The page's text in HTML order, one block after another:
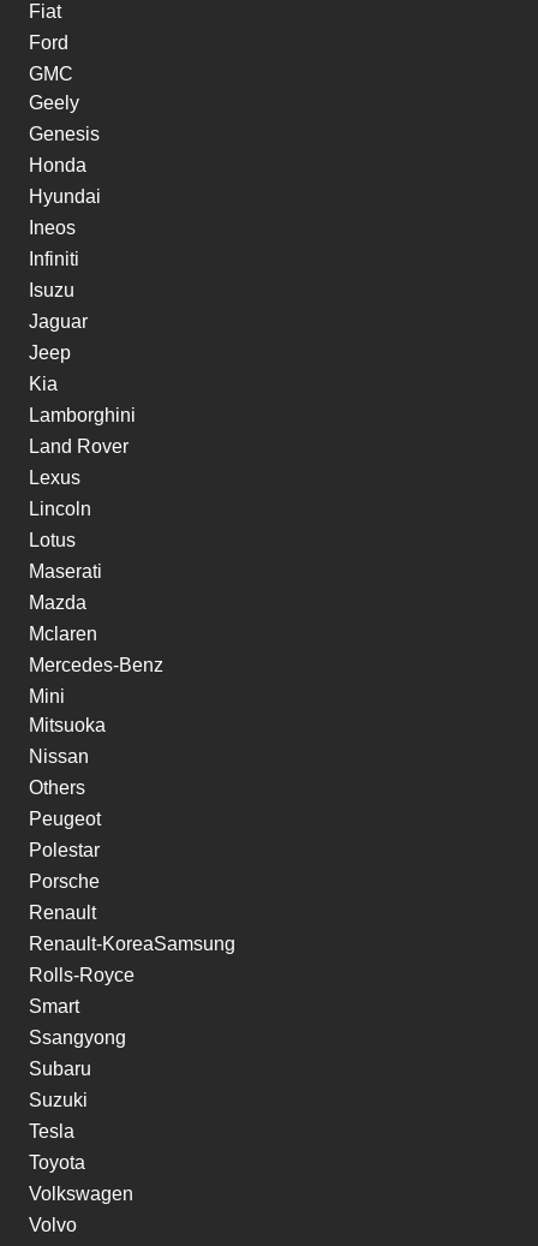
Fiat
Ford
GMC
Geely
Genesis
Honda
Hyundai
Ineos
Infiniti
Isuzu
Jaguar
Jeep
Kia
Lamborghini
Land Rover
Lexus
Lincoln
Lotus
Maserati
Mazda
Mclaren
Mercedes-Benz
Mini
Mitsuoka
Nissan
Others
Peugeot
Polestar
Porsche
Renault
Renault-KoreaSamsung
Rolls-Royce
Smart
Ssangyong
Subaru
Suzuki
Tesla
Toyota
Volkswagen
Volvo